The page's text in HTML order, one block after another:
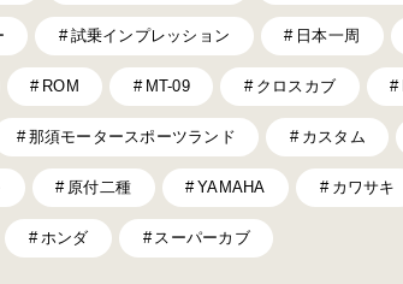
試乗インプレッション 日本一周
ROM MT-09 クロスカブ
那須モータースポーツランド カスタム
原付二種 YAMAHA カワサキ
ホンダ スーパーカブ